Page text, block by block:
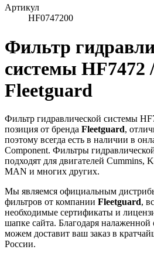
Артикул
HF0747200
Фильтр
системы HF7472
Fleetguard
Фильтр гидравлической системы
позиция от бренда Fleetguard,
поэтому всегда есть в наличии в
Component. Фильтры
подходят для двигателей Cummins,
MAN и многих других.
Мы являемся официальным
фильтров от компании Fleetguard,
необходимые сертификаты и
шапке сайта. Благодаря налаженной
можем доставит ваш заказ в
России.